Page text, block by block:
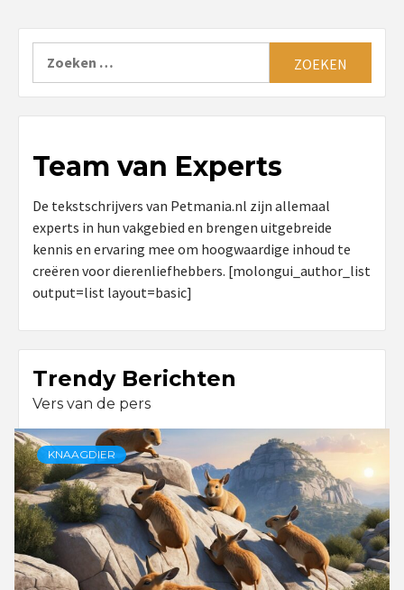
Team van Experts
De tekstschrijvers van Petmania.nl zijn allemaal
experts in hun vakgebied en brengen uitgebreide
kennis en ervaring mee om hoogwaardige inhoud te
creëren voor dierenliefhebbers. [molongui_author_list
output=list layout=basic]
Trendy Berichten
Vers van de pers
KNAAGDIER